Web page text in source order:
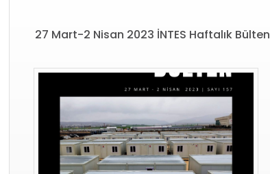
27 Mart-2 Nisan 2023 İNTES Haftalık Bülten